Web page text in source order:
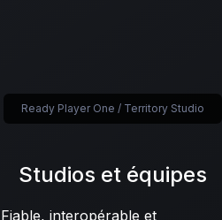
Studios et équipes
Fiable, interopérable et
Ready Player One / Territory Studio